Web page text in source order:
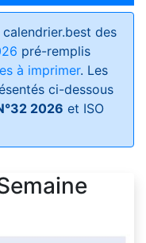
des
pré-remplis
à imprimer. Les
ci-dessous
2026 et ISO